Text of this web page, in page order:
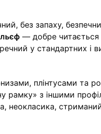
без запаху,
— добре читається
у стандартних і
плінтусами та
рамку» з іншими
неокласика,